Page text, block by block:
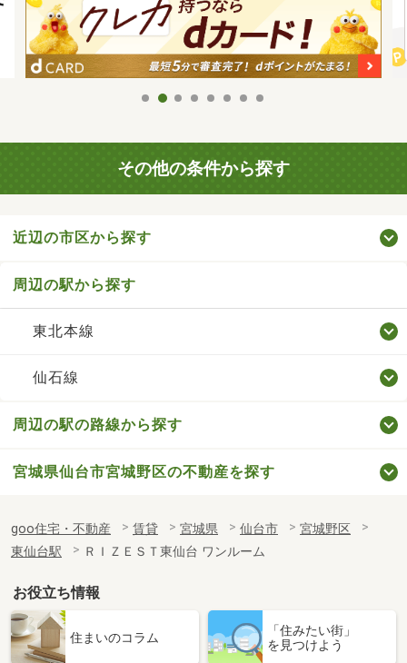
その他の条件から探す
近辺の市区から探す
周辺の駅から探す
東北本線
仙石線
周辺の駅の路線から探す
宮城県仙台市宮城野区の不動産を探す
goo住宅・不動産 賃貸 宮城県 仙台市
宮城野区
東仙台駅
ＲＩＺＥＳＴ東仙台 ワンルーム
お役立ち情報
住まいのコラム
「住みたい街」
を見つけよう